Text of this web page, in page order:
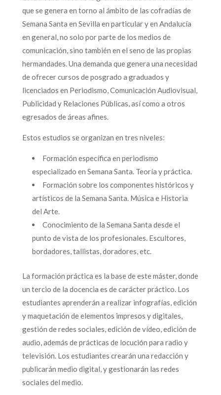
que se genera en torno al ámbito de las cofradías de
Semana Santa en Sevilla en particular y en Andalucía
en general, no solo por parte de los medios de
comunicación, sino también en el seno de las propias
hermandades. Una demanda que genera una necesidad
de ofrecer cursos de posgrado a graduados y
licenciados en Periodismo, Comunicación Audiovisual,
Publicidad y Relaciones Públicas, así como a otros
egresados de áreas afines.
Estos estudios se organizan en tres niveles:
Formación específica en periodismo
especializado en Semana Santa. Teoría y práctica.
Formación sobre los componentes históricos y
artísticos de la Semana Santa. Música e Historia
del Arte.
Conocimiento de la Semana Santa desde el
punto de vista de los profesionales. Escultores,
bordadores, tallistas, doradores, etc.
La formación práctica es la base de este máster, donde
un tercio de la docencia es de carácter práctico. Los
estudiantes aprenderán a realizar infografías, edición
y maquetación de elementos impresos y digitales,
gestión de redes sociales, edición de vídeo, edición de
audio, además de prácticas de locución para radio y
televisión. Los estudiantes crearán una redacción y
publicarán medio digital, y gestionarán las redes
sociales del medio.